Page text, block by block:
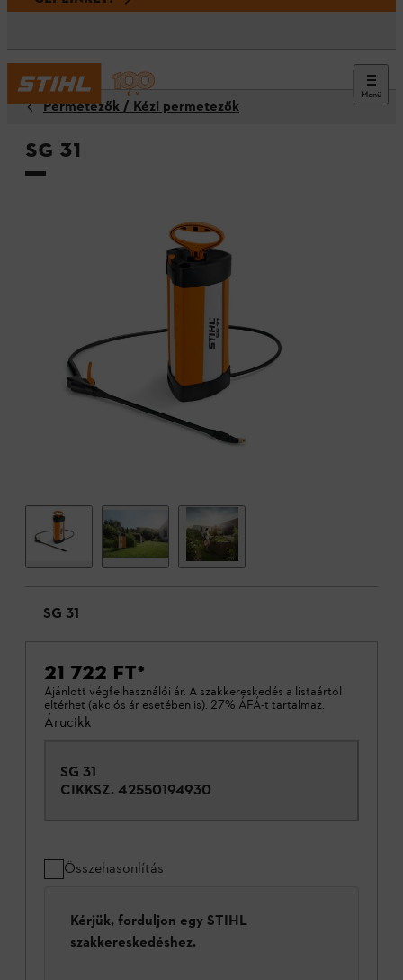
Menü
Permetezők / Kézi permetezők
SG 31
SG 31
21 722 FT*
Ajánlott végfelhasználói ár. A szakkereskedés a listaártól
eltérhet (akciós ár esetében is). 27% ÁFÁ-t tartalmaz.
Árucikk
SG 31
CIKKSZ. 42550194930
Összehasonlítás
Kérjük, forduljon egy STIHL
szakkereskedéshez.